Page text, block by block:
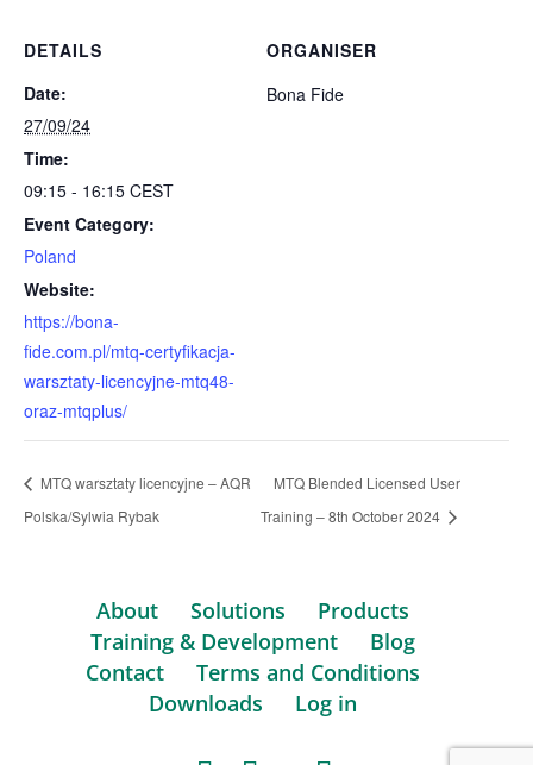
DETAILS
Date:
27/09/24
Time:
09:15 - 16:15 CEST
Event Category:
Poland
Website:
https://bona-
fide.com.pl/mtq-certyfikacja-
warsztaty-licencyjne-mtq48-
oraz-mtqplus/
ORGANISER
Bona Fide
MTQ warsztaty licencyjne – AQR
Polska/Sylwia Rybak
MTQ Blended Licensed User
Training – 8th October 2024
About Solutions
Products
Training & Development
Blog
Contact
Terms and Conditions
Downloads
Log in